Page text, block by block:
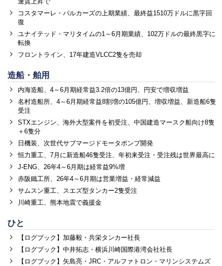
コスタマーレ・バルカーズの上期業績、最終益1510万ドルに黒字回
復
ユナイテッド・マリタイムの1～6月期業績、102万ドルの最終黒字に
転換
フロントライン、17年建造VLCC2隻を売却
造船・舶用
内海造船、4～6月期経常益3.2倍の13億円、円安で増収増益
名村造船所、4～6月期経常益8割増の105億円、増収増益、新造船6隻
受注
STXエンジン、海外大型案件を初受注、中国建造マースク船向け8隻
＋6隻分
日機装、次世代サブマージドモータポンプ開発
恒力重工、7月に新造船46隻受注、年初来受注・受注残は世界最高に
J-ENG、26年4～6月期は経常益9%増
赤阪鐵工所、26年4～6月期は営業増益・経常減益
サムスン重工、スエズ型タンカー2隻受注
川崎重工、熊本地震で義援金
ひと
【ログブック】加藤毅・共栄タンカー社長
【ログブック】中井拓志・横浜川崎国際港湾会社社長
【ログブック】矢島亮・JRC・アルファトロン・マリンシステムズ